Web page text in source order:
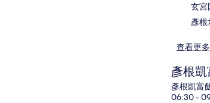
玄宮
彥根
查看更多
彥根
彥根凱富
06:30 -